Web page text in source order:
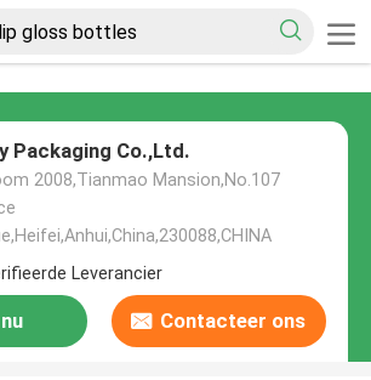
Packaging Co.,Ltd.
2008,Tianmao Mansion,No.107
Leverancier
Contacteer ons